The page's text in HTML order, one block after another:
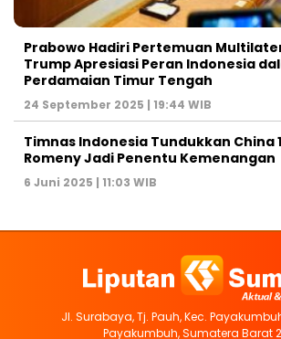
Prabowo Hadiri Pertemuan
Trump Apresiasi Peran Indonesia
Perdamaian Timur Tengah
24 September 2025 | 19:44 WIB
Timnas Indonesia Tundukkan China
Romeny Jadi Penentu Kemenangan
6 Juni 2025 | 11:03 WIB
Jl. Surabaya, Tj. Pauh, Kec.
Payakumbuh, Sumatera Barat